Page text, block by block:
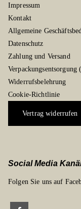
Impressum
Kontakt
Allgemeine
Datenschutz
Zahlung und Versand
Verpackungsentsorgung
Widerrufsbelehrung
Cookie-Richtlinie
Vertrag widerrufen
Social Media
Folgen Sie uns auf